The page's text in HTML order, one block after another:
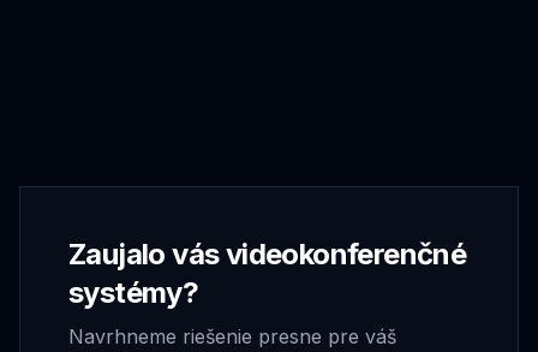
Zaujalo vásvideokonferenčné
systémy?
Navrhneme riešenie presne pre váš